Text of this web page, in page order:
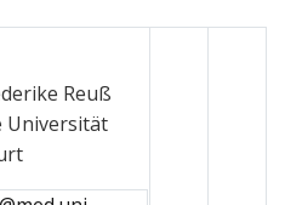
Reuß
Universität